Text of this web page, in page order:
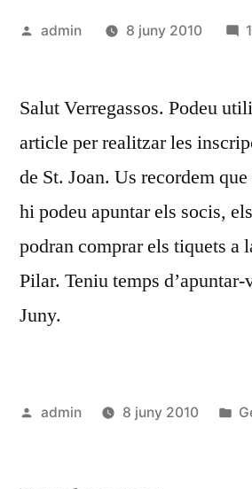
Publicat
admin 8 juny 2010
Salut Verregassos. Podeu
article per realitzar les
de St. Joan. Us recordem
hi podeu apuntar els socis,
podran comprar els tiquets a
Pilar. Teniu temps
Juny.
Publicat
admin 8 juny 2010